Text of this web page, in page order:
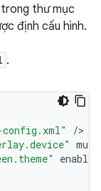
thư mục
định cấu hình.
.
config.xml" /
enabled